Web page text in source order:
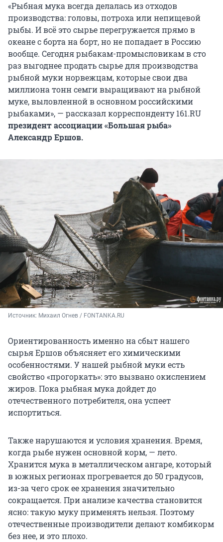
«Рыбная мука всегда делалась из отходов
производства: головы, потроха или непищевой
рыбы. И всё это сырье перегружается прямо в
океане с борта на борт, но не попадает в Россию
вообще. Сегодня рыбакам-промысловикам в сто
раз выгоднее продать сырье для производства
рыбной муки норвежцам, которые свои два
миллиона тонн семги выращивают на рыбной
муке, выловленной в основном российскими
рыбаками», — рассказал корреспонденту 161.RU
президент ассоциации «Большая рыба»
Александр Ершов.
Источник: Михаил Огнев / FONTANKA.RU
Ориентированность именно на сбыт нашего
сырья Ершов объясняет его химическими
особенностями. У нашей рыбной муки есть
свойство «прогоркать»: это вызвано окислением
жиров. Пока рыбная мука дойдет до
отечественного потребителя, она успеет
испортиться.
Также нарушаются и условия хранения. Время,
когда рыбе нужен основной корм, — лето.
Хранится мука в металлическом ангаре, который
в южных регионах прогревается до 50 градусов,
из-за чего срок ее хранения значительно
сокращается. При анализе качества становится
ясно: такую муку применять нельзя. Поэтому
отечественные производители делают комбикорм
без нее, и это плохо.